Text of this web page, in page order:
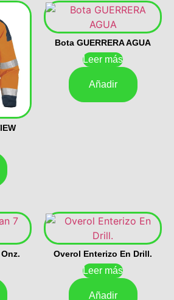
Bota GUERRERA AGUA
Leer más
Añadir
Overol Enterizo En Drill.
Leer más
Añadir